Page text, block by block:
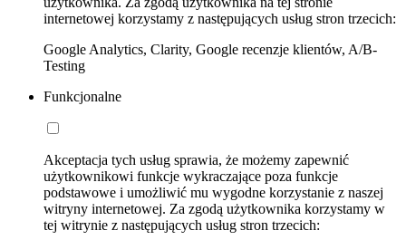
internetowej korzystamy z następujących usług stron trzecich:
Google Analytics, Clarity, Google recenzje klientów, A/B-
Testing
Funkcjonalne
Akceptacja tych usług sprawia, że możemy zapewnić
użytkownikowi funkcje wykraczające poza funkcje
podstawowe i umożliwić mu wygodne korzystanie z naszej
witryny internetowej. Za zgodą użytkownika korzystamy w
tej witrynie z następujących usług stron trzecich: